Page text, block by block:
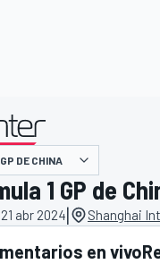
presentado por
GP DE CHINA
1 GP de
abr 2024| Shanghai
en vivo